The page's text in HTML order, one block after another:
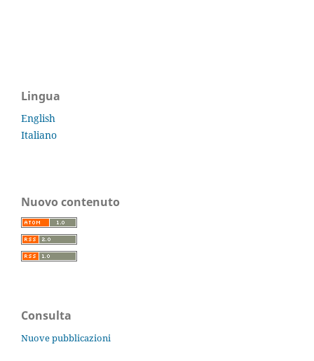
Lingua
English
Italiano
Nuovo contenuto
Consulta
Nuove pubblicazioni